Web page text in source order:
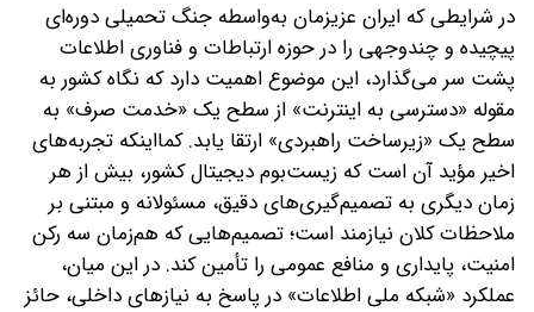
در شرایطی که ایران عزیزمان به‌واسطه جنگ تحمیلی دوره‌ای
پیچیده و چندوجهی را در حوزه ارتباطات و فناوری اطلاعات
پشت سر می‌گذارد، این موضوع اهمیت دارد که نگاه کشور به
مقوله «دسترسی به اینترنت» از سطح یک «خدمت صرف» به
سطح یک «زیرساخت راهبردی» ارتقا یابد. کمااینکه تجربه‌های
اخیر مؤید آن است که زیست‌بوم دیجیتال کشور، بیش از هر
زمان دیگری به تصمیم‌گیری‌های دقیق، مسئولانه و مبتنی بر
ملاحظات کلان نیازمند است؛ تصمیم‌هایی که هم‌زمان سه رکن
امنیت، پایداری و منافع عمومی را تأمین کند. در این میان،
عملکرد «شبکه ملی اطلاعات» در پاسخ به نیازهای داخلی، حائز